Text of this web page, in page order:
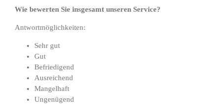
Wie bewerten Sie insgesamt unseren Service?
Antwortmöglichkeiten:
Sehr gut
Gut
Befriedigend
Ausreichend
Mangelhaft
Ungenügend